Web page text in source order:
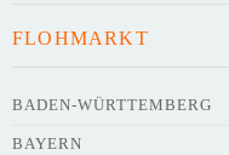
FLOHMARKT
BADEN-WÜRTTEMBERG
BAYERN